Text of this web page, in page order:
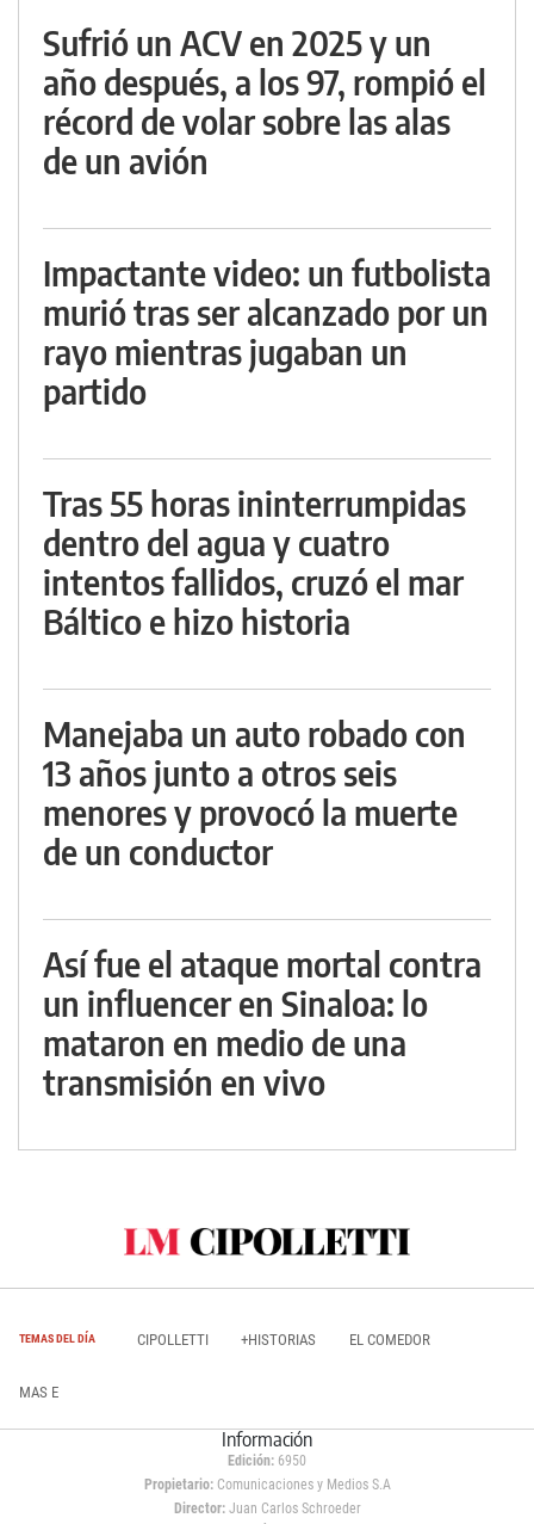
Sufrió un ACV en 2025 y un
año después, a los 97, rompió el
récord de volar sobre las alas
de un avión
Impactante video: un futbolista
murió tras ser alcanzado por un
rayo mientras jugaban un
partido
Tras 55 horas ininterrumpidas
dentro del agua y cuatro
intentos fallidos, cruzó el mar
Báltico e hizo historia
Manejaba un auto robado con
13 años junto a otros seis
menores y provocó la muerte
de un conductor
Así fue el ataque mortal contra
un influencer en Sinaloa: lo
mataron en medio de una
transmisión en vivo
TEMAS DEL DÍA CIPOLLETTI +HISTORIAS EL COMEDOR
MAS E
Información
Edición: 6950
Propietario:Comunicaciones y Medios S.A
Director: Juan Carlos Schroeder